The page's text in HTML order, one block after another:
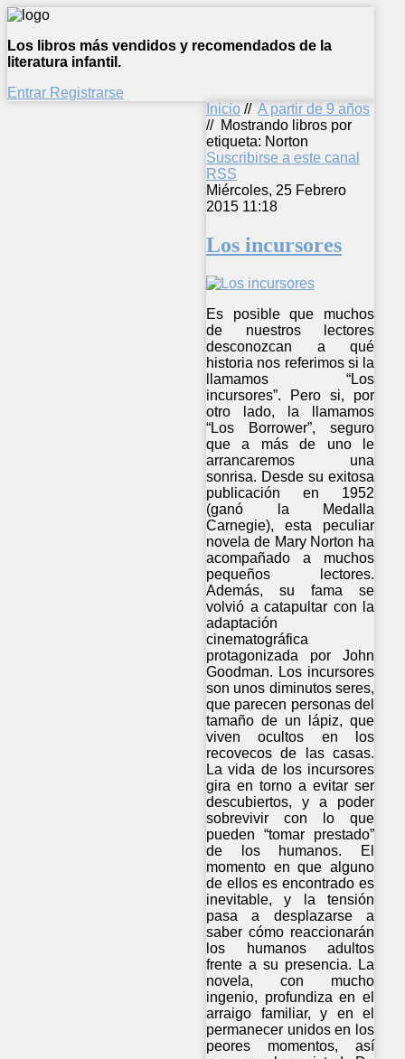
Los libros más vendidos y recomendados de la
literatura infantil.
Entrar Registrarse
Inicio // A partir de 9 años
// Mostrando libros por
etiqueta: Norton
Suscribirse a este canal
RSS
Miércoles, 25 Febrero
2015 11:18
Los incursores
Es posible que muchos
de nuestros lectores
desconozcan a qué
historia nos referimos si la
llamamos “Los
incursores”. Pero si, por
otro lado, la llamamos
“Los Borrower”, seguro
que a más de uno le
arrancaremos una
sonrisa. Desde su exitosa
publicación en 1952
(ganó la Medalla
Carnegie), esta peculiar
novela de Mary Norton ha
acompañado a muchos
pequeños lectores.
Además, su fama se
volvió a catapultar con la
adaptación
cinematográfica
protagonizada por John
Goodman. Los incursores
son unos diminutos seres,
que parecen personas del
tamaño de un lápiz, que
viven ocultos en los
recovecos de las casas.
La vida de los incursores
gira en torno a evitar ser
descubiertos, y a poder
sobrevivir con lo que
pueden “tomar prestado”
de los humanos. El
momento en que alguno
de ellos es encontrado es
inevitable, y la tensión
pasa a desplazarse a
saber cómo reaccionarán
los humanos adultos
frente a su presencia. La
novela, con mucho
ingenio, profundiza en el
arraigo familiar, y en el
permanecer unidos en los
peores momentos, así